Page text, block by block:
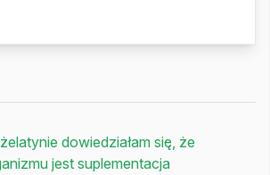
dowiedziałam się, że
jest suplementacja